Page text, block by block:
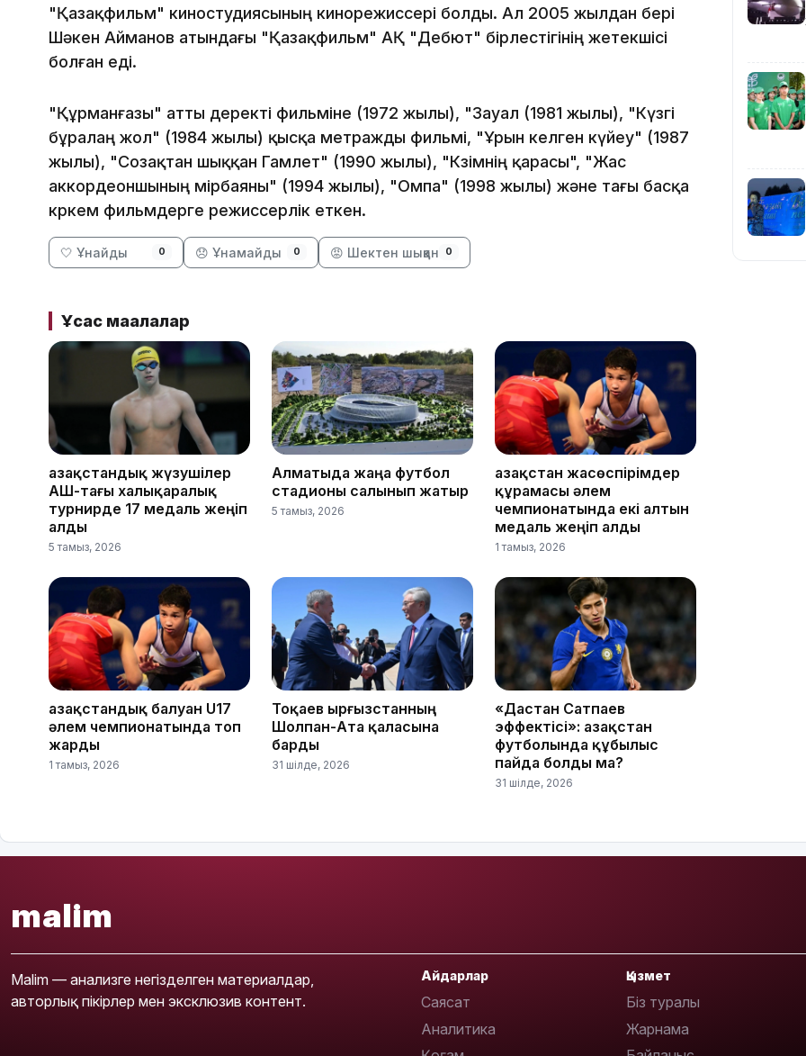
"Қазақфильм" киностудиясының кинорежиссері болды. Ал 2005 жылдан бері
Шәкен Айманов атындағы "Қазақфильм" АҚ "Дебют" бірлестігінің жетекшісі
болған еді.
"Құрманғазы" атты деректі фильміне (1972 жылы), "Зауал (1981 жылы), "Күзгі
бұралаң жол" (1984 жылы) қысқа метражды фильмі, "Ұрын келген күйеу" (1987
жылы), "Созақтан шыққан Гамлет" (1990 жылы), "Көзімнің қарасы", "Жас
аккордеоншының өмірбаяны" (1994 жылы), "Омпа" (1998 жылы) және тағы басқа
көркем фильмдерге режиссерлік еткен.
🤍 Ұнайды 0 😞 Ұнамайды 0 😡 Шектен шыққан 0
Ұқсас мақалалар
Қазақстандық жүзушілер
АҚШ-тағы халықаралық
турнирде 17 медаль жеңіп
алды
5 тамыз, 2026
Алматыда жаңа футбол
стадионы салынып жатыр
5 тамыз, 2026
Қазақстан жасөспірімдер
құрамасы әлем
чемпионатында екі алтын
медаль жеңіп алды
1 тамыз, 2026
Қазақстандық балуан U17
әлем чемпионатында топ
жарды
1 тамыз, 2026
Тоқаев Қырғызстанның
Шолпан-Ата қаласына
барды
31 шілде, 2026
«Дастан Сатпаев
эффектісі»: Қазақстан
футболында құбылыс
пайда болды ма?
31 шілде, 2026
11:54
malim
Malim — анализге негізделген материалдар,
авторлық пікірлер мен эксклюзив контент.
Айдарлар
Саясат
Аналитика
Қызмет
Біз туралы
Жарнама